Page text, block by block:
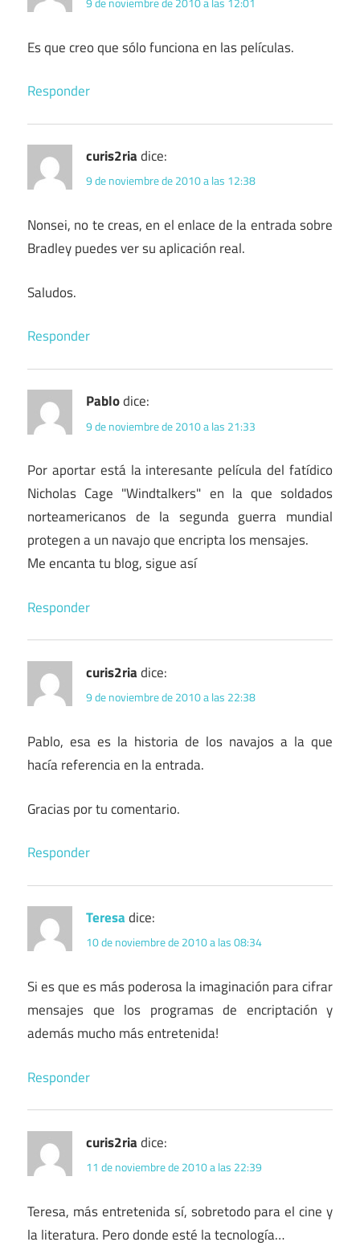
Es que creo que sólo funciona en las películas.
Responder
curis2riadice:
9 de noviembre de 2010 a las 12:38
Nonsei, no te creas, en el enlace de la entrada sobre
Bradley puedes ver su aplicación real.
Saludos.
Responder
Pablodice:
9 de noviembre de 2010 a las 21:33
Por aportar está la interesante película del fatídico
Nicholas Cage "Windtalkers" en la que soldados
norteamericanos de la segunda guerra mundial
protegen a un navajo que encripta los mensajes.
Me encanta tu blog, sigue así
Responder
curis2riadice:
9 de noviembre de 2010 a las 22:38
Pablo, esa es la historia de los navajos a la que
hacía referencia en la entrada.
Gracias por tu comentario.
Responder
Teresadice:
10 de noviembre de 2010 a las 08:34
Si es que es más poderosa la imaginación para cifrar
mensajes que los programas de encriptación y
además mucho más entretenida!
Responder
curis2riadice:
11 de noviembre de 2010 a las 22:39
Teresa, más entretenida sí, sobretodo para el cine y
la literatura. Pero donde esté la tecnología…